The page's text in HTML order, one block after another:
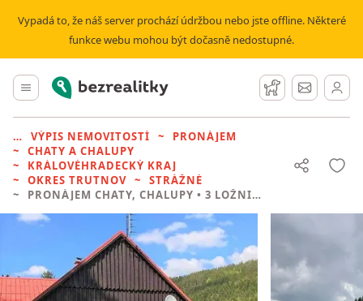
Vypadá to, že náš server prochází údržbou nebo jste offline. Některé
funkce webu mohou být dočasně nedostupné.
Hlavní menu
Bezrealitky Hlídací pes
Zprávy
VÝPIS NEMOVITOSTÍ
PRONÁJEM
CHATY A CHALUPY
KRÁLOVÉHRADECKÝ KRAJ
OKRES TRUTNOV
STRÁŽNÉ
PRONÁJEM CHATY, CHALUPY • 3 LOŽNICE BEZ REALITKY